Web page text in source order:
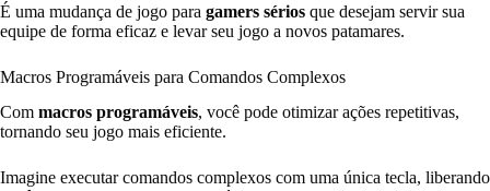
É uma mudança de jogo para gamers sérios que desejam servir sua
equipe de forma eficaz e levar seu jogo a novos patamares.
Macros Programáveis para Comandos Complexos
Com macros programáveis, você pode otimizar ações repetitivas,
tornando seu jogo mais eficiente.
Imagine executar comandos complexos com uma única tecla, liberando